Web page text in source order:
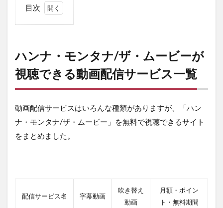
目次
モン
タ
ナ/
ザ・
ムー
が視
きる
動画
ハン
ハンナ・モンタナ/ザ・ムービーが
視聴できる動画配信サービス一覧
動画配信サービスはいろんな種類がありますが、「ハン
ナ・モンタナ/ザ・ムービー」を無料で視聴できるサイト
をまとめました。
配信サービス名 字幕動画
吹き替え
動画
月額・ポイン
ト・無料期間